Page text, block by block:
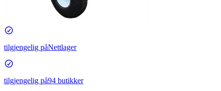
tilgjengelig påNettlager
tilgjengelig på94 butikker